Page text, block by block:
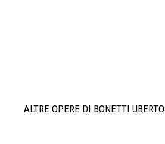
ALTRE OPERE DI BONETTI UBERTO